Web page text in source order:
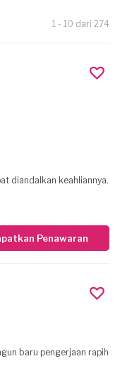
1 - 10 dari 274
diandalkan keahliannya.
Penawaran
baru pengerjaan rapih